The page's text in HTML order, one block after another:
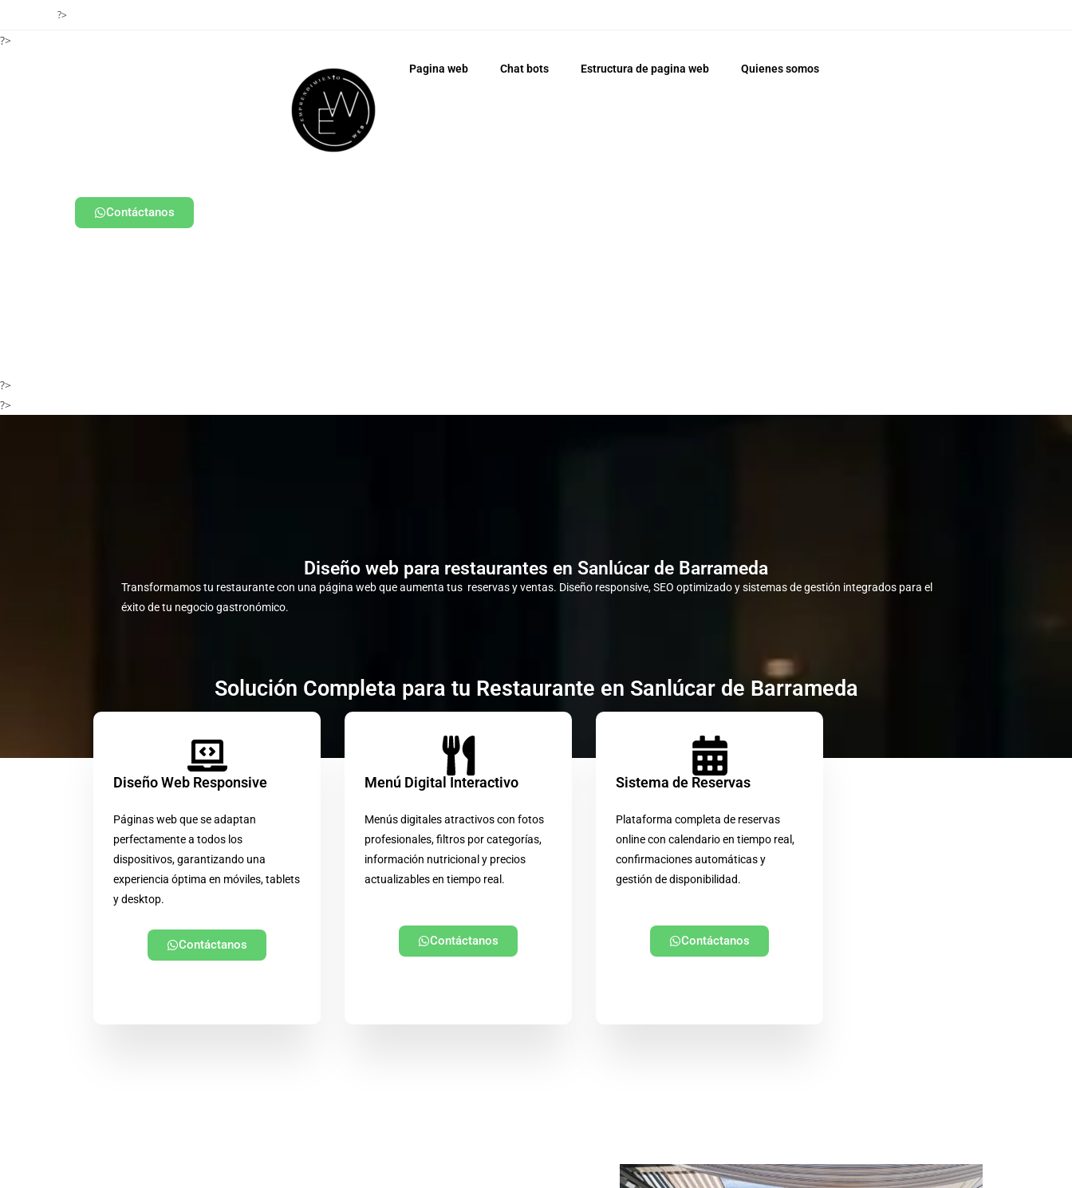
?>
?>
Contáctanos
Pagina web Chat bots Estructura de pagina web Quienes somos
?>
?>
Diseño web para restaurantes en Sanlúcar de Barrameda
Transformamos tu restaurante con una página web que aumenta tus reservas y ventas. Diseño responsive, SEO optimizado y sistemas de gestión integrados para el
éxito de tu negocio gastronómico.
Solución Completa para tu Restaurante en Sanlúcar de Barrameda
Diseño Web Responsive
Páginas web que se adaptan
perfectamente a todos los
dispositivos, garantizando una
experiencia óptima en móviles, tablets
y desktop.
Contáctanos
Menú Digital Interactivo
Menús digitales atractivos con fotos
profesionales, filtros por categorías,
información nutricional y precios
actualizables en tiempo real.
Contáctanos
Sistema de Reservas
Plataforma completa de reservas
online con calendario en tiempo real,
confirmaciones automáticas y
gestión de disponibilidad.
Contáctanos